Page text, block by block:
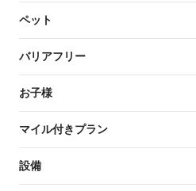
ペット
バリアフリー
お子様
マイル付きプラン
設備